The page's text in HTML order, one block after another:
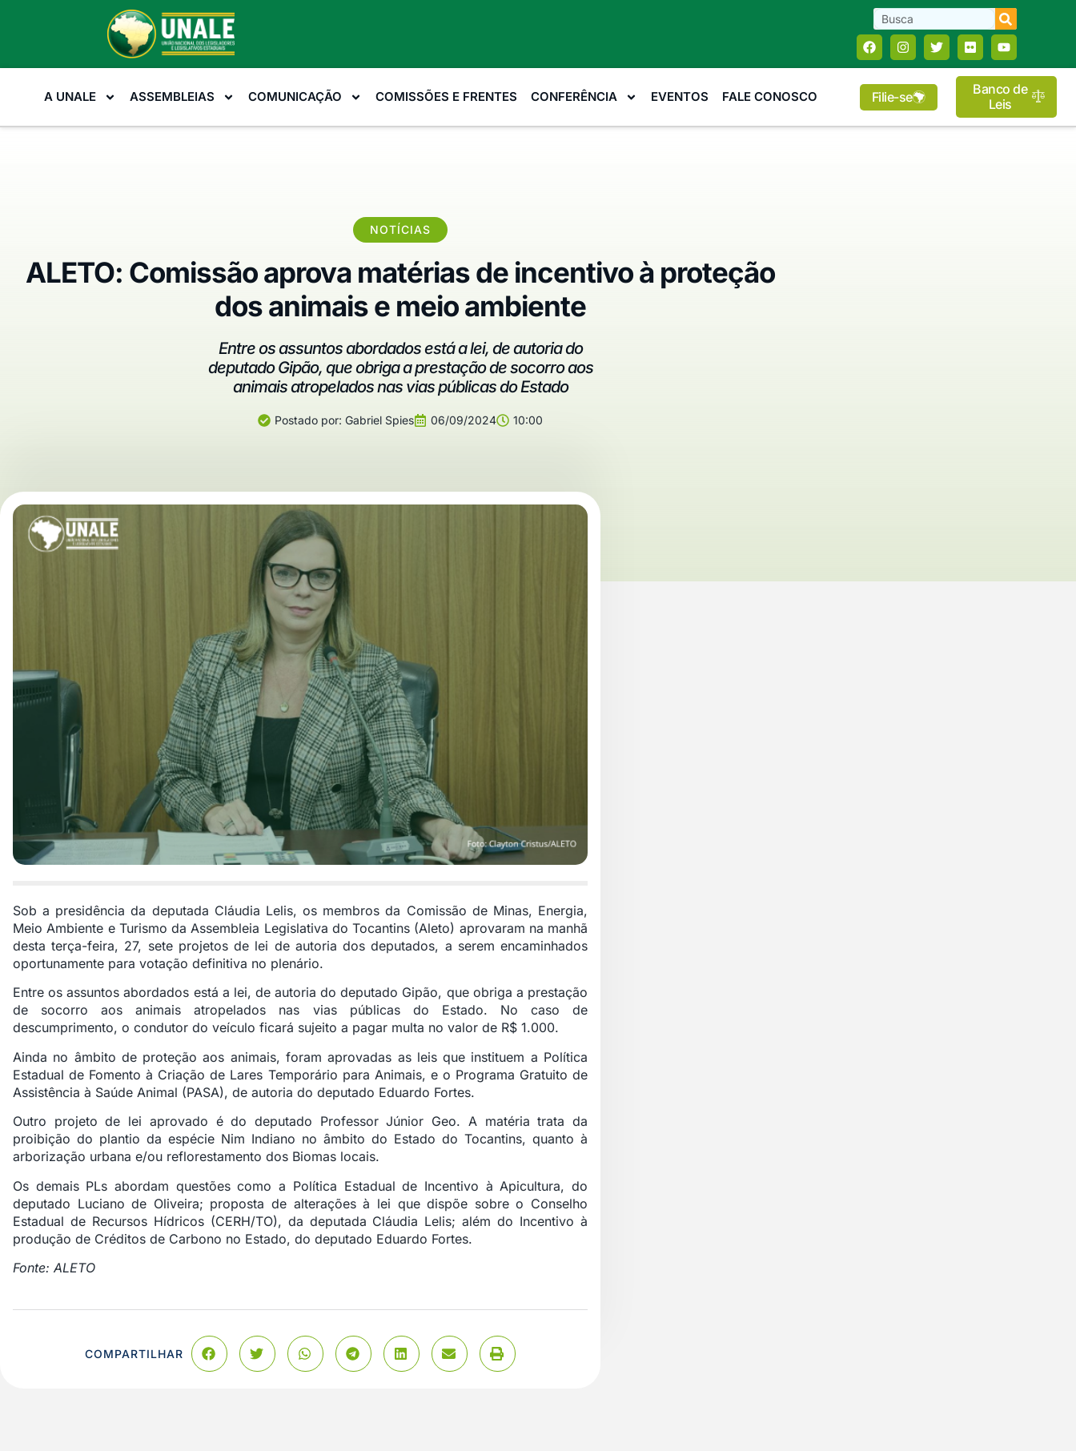
A UNALE ASSEMBLEIAS COMUNICAÇÃO COMISSÕES E FRENTES CONFERÊNCIA EVENTOS FALE CONOSCO Filie-se
Banco de
Leis
NOTÍCIAS
ALETO: Comissão aprova matérias de incentivo à proteção
dos animais e meio ambiente
Entre os assuntos abordados está a lei, de autoria do
deputado Gipão, que obriga a prestação de socorro aos
animais atropelados nas vias públicas do Estado
Postado por: Gabriel Spies 06/09/2024 10:00
Sob a presidência da deputada Cláudia Lelis, os membros da Comissão de Minas, Energia,
Meio Ambiente e Turismo da Assembleia Legislativa do Tocantins (Aleto) aprovaram na manhã
desta terça-feira, 27, sete projetos de lei de autoria dos deputados, a serem encaminhados
oportunamente para votação definitiva no plenário.
Entre os assuntos abordados está a lei, de autoria do deputado Gipão, que obriga a prestação
de socorro aos animais atropelados nas vias públicas do Estado. No caso de
descumprimento, o condutor do veículo ficará sujeito a pagar multa no valor de R$ 1.000.
Ainda no âmbito de proteção aos animais, foram aprovadas as leis que instituem a Política
Estadual de Fomento à Criação de Lares Temporário para Animais, e o Programa Gratuito de
Assistência à Saúde Animal (PASA), de autoria do deputado Eduardo Fortes.
Outro projeto de lei aprovado é do deputado Professor Júnior Geo. A matéria trata da
proibição do plantio da espécie Nim Indiano no âmbito do Estado do Tocantins, quanto à
arborização urbana e/ou reflorestamento dos Biomas locais.
Os demais PLs abordam questões como a Política Estadual de Incentivo à Apicultura, do
deputado Luciano de Oliveira; proposta de alterações à lei que dispõe sobre o Conselho
Estadual de Recursos Hídricos (CERH/TO), da deputada Cláudia Lelis; além do Incentivo à
produção de Créditos de Carbono no Estado, do deputado Eduardo Fortes.
Fonte: ALETO
COMPARTILHAR